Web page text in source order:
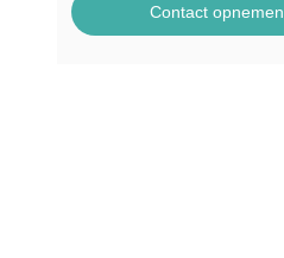
Contact opnemen